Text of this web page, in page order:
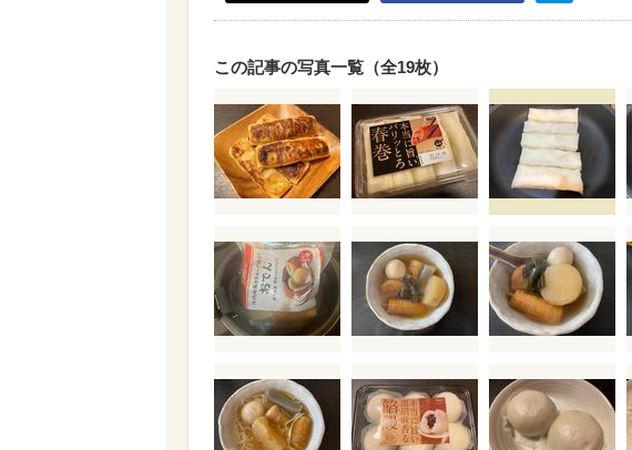
この記事の写真一覧（全19枚）